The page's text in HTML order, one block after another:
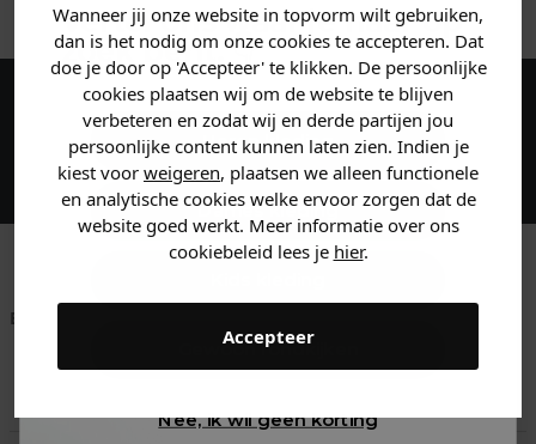
Wanneer jij onze website in topvorm wilt gebruiken,
dan is het nodig om onze cookies te accepteren. Dat
doe je door op 'Accepteer' te klikken. De persoonlijke
cookies plaatsen wij om de website te blijven
verbeteren en zodat wij en derde partijen jou
persoonlijke content kunnen laten zien. Indien je
kiest voor weigeren, plaatsen we alleen functionele
en analytische cookies welke ervoor zorgen dat de
website goed werkt. Meer informatie over ons
cookiebeleid lees je hier.
Accepteer
Maak een account aan en ontvang 5%
korting op je eerste bestelling!
Betaal achteraf met
is morgen in huis!*
Vertel ons waar je naar op
zoek bent. 👇
Heren kleding
Dames kleding
Gewoon rondkijken
Nee, ik wil geen korting